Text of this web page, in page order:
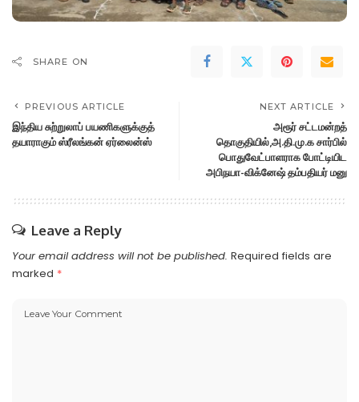
SHARE ON
PREVIOUS ARTICLE
இந்திய சுற்றுலாப் பயணிகளுக்குத்
தயாராகும் ஸ்ரீலங்கன் ஏர்லைன்ஸ்
NEXT ARTICLE
அரூர் சட்டமன்றத்
தொகுதியில்,அ.தி.மு.க சார்பில்
பொதுவேட்பாளராக போட்டியிட
அபிநயா-விக்னேஷ் தம்பதியர் மனு
Leave a Reply
Your email address will not be published. Required fields are
marked *